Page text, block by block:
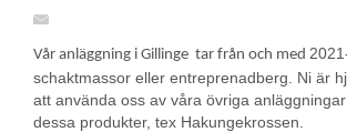
Vår anläggning i Gillinge tar från och med
schaktmassor eller entreprenadberg. Ni är
att använda oss av våra övriga
dessa produkter, tex Hakungekrossen.